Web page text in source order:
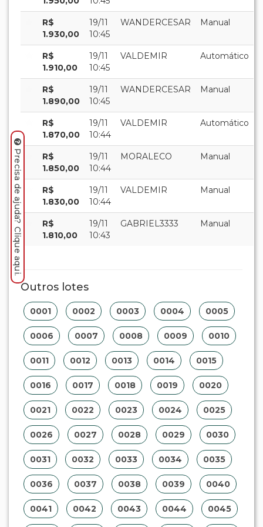
R$
1.930,00
19/11
10:45
WANDERCESAR Manual
R$
1.910,00
19/11
10:45
VALDEMIR Automático
R$
1.890,00
19/11
10:45
WANDERCESAR Manual
R$
1.870,00
19/11
10:44
VALDEMIR Automático
R$
1.850,00
19/11
10:44
MORALECO Manual
R$
1.830,00
19/11
10:44
VALDEMIR Manual
R$
1.810,00
19/11
10:43
GABRIEL3333 Manual
Outros lotes
0001 0002 0003 0004 0005
0006 0007 0008 0009 0010
0011 0012 0013 0014 0015
0016 0017 0018 0019 0020
0021 0022 0023 0024 0025
0026 0027 0028 0029 0030
0031 0032 0033 0034 0035
0036 0037 0038 0039 0040
0041 0042 0043 0044 0045
Precisa de ajuda? Clique aqui.